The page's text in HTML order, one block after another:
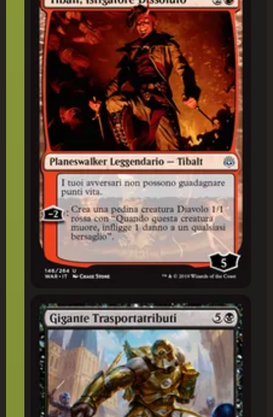
Gigante Trasportatributi